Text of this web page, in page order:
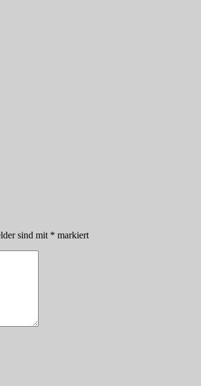
sind mit * markiert